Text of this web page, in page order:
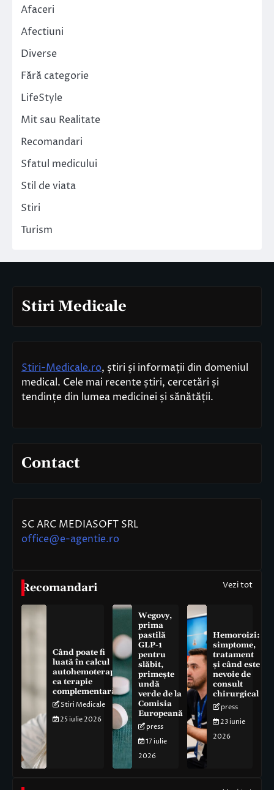
Afaceri
Afectiuni
Diverse
Fără categorie
LifeStyle
Mit sau Realitate
Recomandari
Sfatul medicului
Stil de viata
Stiri
Turism
Stiri Medicale
Stiri-Medicale.ro, știri și informații din domeniul
medical. Cele mai recente știri, cercetări și
tendințe din lumea medicinei și sănătății.
Contact
SC ARC MEDIASOFT SRL
office@e-agentie.ro
Recomandari Vezi tot
Când poate fi
luată în calcul
autohemoterapia
ca terapie
complementară
Stiri Medicale
25 iulie 2026
Wegovy,
prima
pastilă
GLP-1
pentru
slăbit,
primește
undă
verde de la
Comisia
Europeană
press
17 iulie
2026
Hemoroizi:
simptome,
tratament
și când este
nevoie de
consult
chirurgical
press
23 iunie
2026